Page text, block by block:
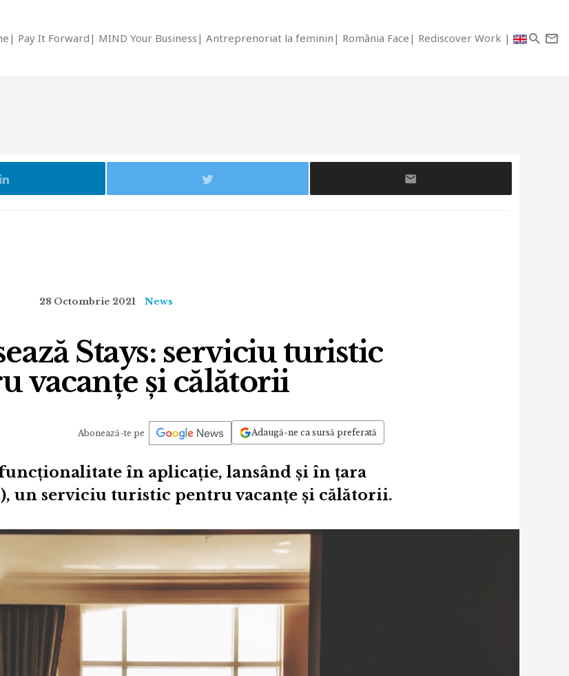
Pay It Forward MIND Your Business Antreprenoriat la feminin România Face Rediscover Work
28 Octombrie 2021
News
Stays: serviciu turistic
vacanțe și călătorii
Abonează-te pe Adaugă-ne ca sursă preferată
în aplicație, lansând și în țara
un serviciu turistic pentru vacanțe și călătorii.